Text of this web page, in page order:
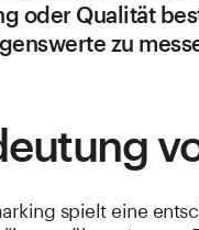
oder Qualität
zu
spielt eine